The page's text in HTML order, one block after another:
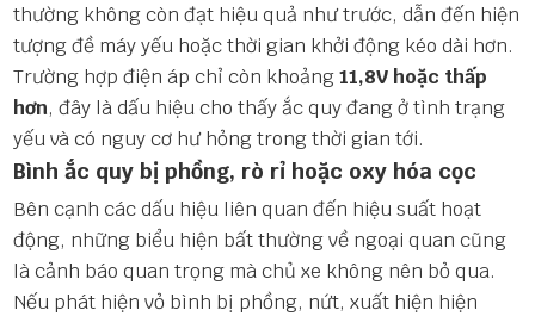
thường không còn đạt hiệu quả như trước, dẫn đến hiện
tượng đề máy yếu hoặc thời gian khởi động kéo dài hơn.
Trường hợp điện áp chỉ còn khoảng11,8V hoặc thấp
hơn, đây là dấu hiệu cho thấy ắc quy đang ở tình trạng
yếu và có nguy cơ hư hỏng trong thời gian tới.
Bình ắc quy bị phồng, rò rỉ hoặc oxy hóa cọc
Bên cạnh các dấu hiệu liên quan đến hiệu suất hoạt
động, những biểu hiện bất thường về ngoại quan cũng
là cảnh báo quan trọng mà chủ xe không nên bỏ qua.
Nếu phát hiện vỏ bình bị phồng, nứt, xuất hiện hiện